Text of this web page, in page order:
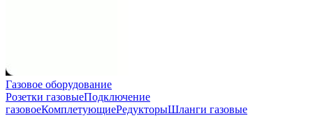
Газовое оборудование
Розетки газовыеПодключение
газовоеКомплетующиеРедукторыШланги газовые